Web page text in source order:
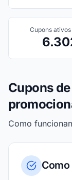
Cupons
Cupons
Como